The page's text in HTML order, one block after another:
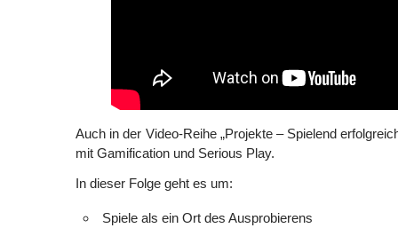
Auch in der Video-Reihe „Projekte – Spielend
mit Gamification und Serious Play.
In dieser Folge geht es um:
Spiele als ein Ort des Ausprobierens